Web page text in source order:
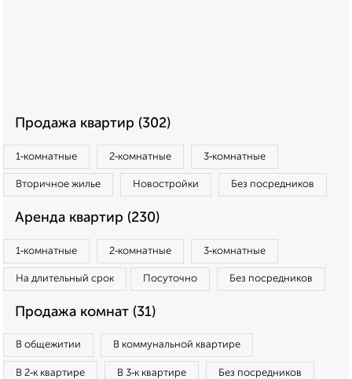
Продажа квартир (302)
1‑комнатные 2‑комнатные 3‑комнатные
Вторичное жилье Новостройки Без посредников
Аренда квартир (230)
1‑комнатные 2‑комнатные 3‑комнатные
На длительный срок Посуточно Без посредников
Продажа комнат (31)
В общежитии В коммунальной квартире
В 2‑к квартире В 3‑к квартире Без посредников